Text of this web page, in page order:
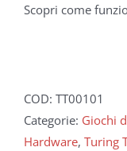
Scopri come
COD: TT00101
Categorie: Giochi
Hardware, Turing